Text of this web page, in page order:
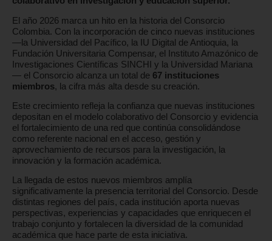
El año 2026 marca un hito en la historia del Consorcio
Colombia. Con la incorporación de cinco nuevas instituciones
—la Universidad del Pacífico, la IU Digital de Antioquia, la
Fundación Universitaria Compensar, el Instituto Amazónico de
Investigaciones Científicas SINCHI y la Universidad Mariana
— el Consorcio alcanza un total de 67 instituciones
miembros, la cifra más alta desde su creación.
Este crecimiento refleja la confianza que nuevas instituciones
depositan en el modelo colaborativo del Consorcio y evidencia
el fortalecimiento de una red que continúa consolidándose
como referente nacional en el acceso, gestión y
aprovechamiento de recursos para la investigación, la
innovación y la formación académica.
La llegada de estos nuevos miembros amplía
significativamente la presencia territorial del Consorcio. Desde
distintas regiones del país, cada institución aporta nuevas
perspectivas, experiencias y capacidades que enriquecen el
trabajo conjunto y fortalecen la diversidad de la comunidad
académica que hace parte de esta iniciativa.